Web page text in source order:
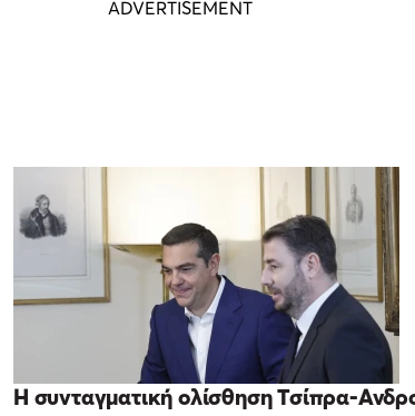
Η συνταγματική ολίσθηση Τσίπρα-